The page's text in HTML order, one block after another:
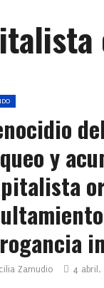
y
Zamudio 4 abril,